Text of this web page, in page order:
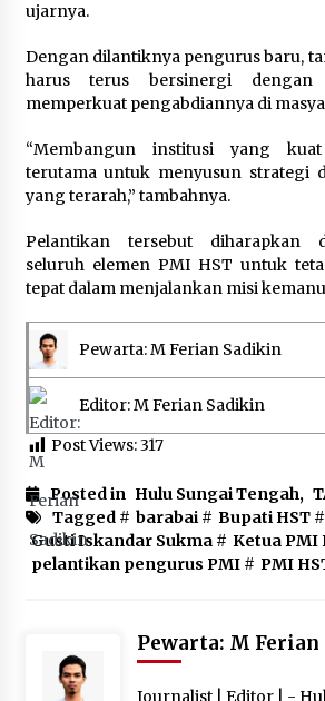
ujarnya.
Dengan dilantiknya pengurus baru,
harus terus bersinergi dengan
memperkuat pengabdiannya di
“Membangun institusi yang
terutama untuk menyusun strategi
yang terarah,” tambahnya.
Pelantikan tersebut diharapkan
seluruh elemen PMI HST untuk
tepat dalam menjalankan misi
Pewarta: M Ferian Sadikin
Editor: M Ferian Sadikin
Post Views:317
Posted in Hulu Sungai Tengah,
Tagged # barabai# Bupati HST#
Gusti Iskandar Sukma# Ketua PMI
pelantikan pengurus PMI# PMI
Pewarta: M
Journalist | Editor | -